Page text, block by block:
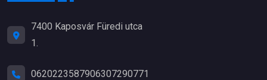
7400 Kaposvár Füredi utca
1.
0620223587906307290771